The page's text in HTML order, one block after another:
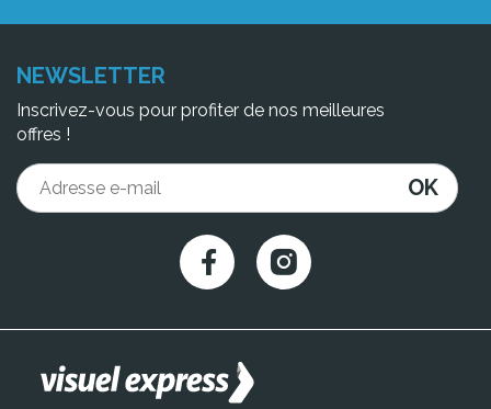
NEWSLETTER
Inscrivez-vous pour profiter de nos meilleures
offres !
OK